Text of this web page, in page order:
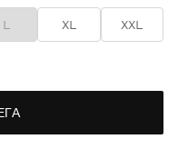
L XL XXL